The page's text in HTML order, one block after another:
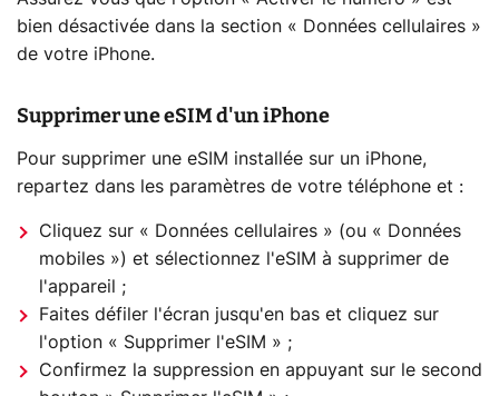
bien désactivée dans la section « Données cellulaires »
de votre iPhone.
Supprimer une eSIM d'un iPhone
Pour supprimer une eSIM installée sur un iPhone,
repartez dans les paramètres de votre téléphone et :
Cliquez sur « Données cellulaires » (ou « Données
mobiles ») et sélectionnez l'eSIM à supprimer de
l'appareil ;
Faites défiler l'écran jusqu'en bas et cliquez sur
l'option « Supprimer l'eSIM » ;
Confirmez la suppression en appuyant sur le second